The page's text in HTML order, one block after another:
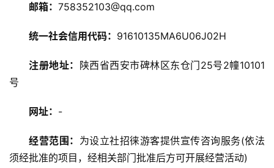
美
食
热
邮箱： 758352103@qq.com
统一社会信用代码： 91610135MA6U06J02H
注册地址：
陕西省西安市碑林区东仓门25号2幢10101
号
网址： -
经营范围： 为设立社招徕游客提供宣传咨询服务(依法
须经批准的项目，经相关部门批准后方可开展经营活动)